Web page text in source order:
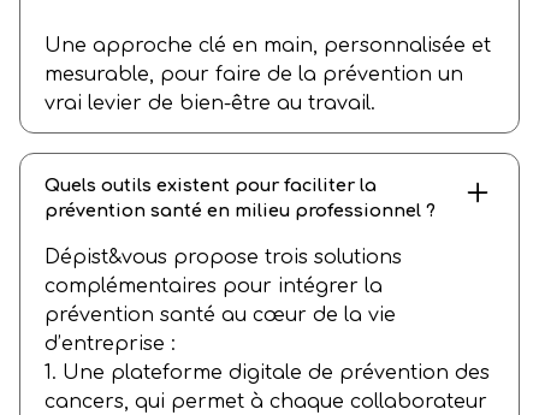
Une approche clé en main, personnalisée et
mesurable, pour faire de la prévention un
vrai levier de bien-être au travail.
Quels outils existent pour faciliter la
prévention santé en milieu professionnel ?
Dépist&vous propose trois solutions
complémentaires pour intégrer la
prévention santé au cœur de la vie
d’entreprise :
1. Une plateforme digitale de prévention des
cancers, qui permet à chaque collaborateur